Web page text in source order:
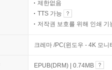
제한없음
TTS 가능
저작권 보호를 위해 인쇄 기
크레마 /PC(윈도우 - 4K 모
EPUB(DRM) | 0.74MB